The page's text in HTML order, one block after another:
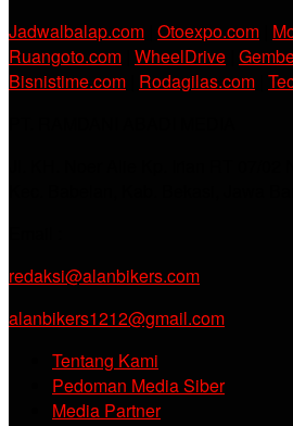
Jadwalbalap.com Otoexpo.com
Ruangoto.com WheelDrive
Bisnistime.com Rodagilas.com
redaksi@alanbikers.com
alanbikers1212@gmail.com
Tentang Kami
Pedoman Media Siber
Media Partner